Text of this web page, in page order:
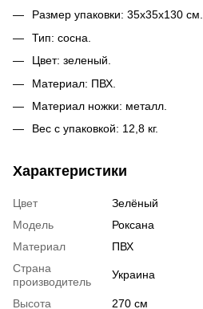
Размер упаковки: 35х35х130 см.
Тип: сосна.
Цвет: зеленый.
Материал: ПВХ.
Материал ножки: металл.
Вес с упаковкой: 12,8 кг.
Характеристики
Цвет
Зелёный
Модель
Роксана
Материал
ПВХ
Страна
производитель
Украина
Высота
270 см